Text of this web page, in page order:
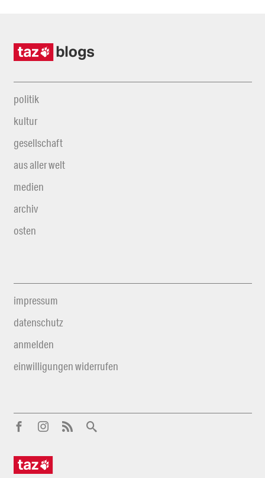
politik
kultur
gesellschaft
aus aller welt
medien
archiv
osten
impressum
datenschutz
anmelden
einwilligungen widerrufen